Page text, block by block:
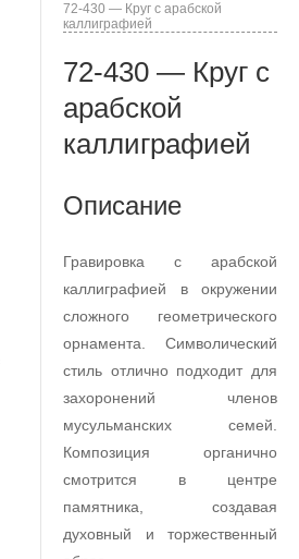
72-430 — Круг с арабской
каллиграфией
72-430 — Круг с
арабской
каллиграфией
Описание
Гравировка с арабской
каллиграфией в окружении
сложного геометрического
орнамента. Символический
стиль отлично подходит для
захоронений членов
мусульманских семей.
Композиция органично
смотрится в центре
памятника, создавая
духовный и торжественный